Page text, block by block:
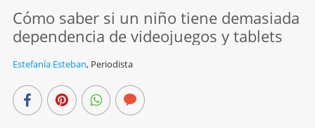
Cómo saber si un niño tiene demasiada
dependencia de videojuegos y tablets
Estefanía Esteban, Periodista